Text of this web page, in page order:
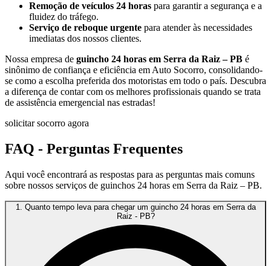
Remoção de veículos 24 horas para garantir a segurança e a
fluidez do tráfego.
Serviço de reboque urgente para atender às necessidades
imediatas dos nossos clientes.
Nossa empresa de guincho 24 horas em Serra da Raiz – PB é
sinônimo de confiança e eficiência em Auto Socorro, consolidando-
se como a escolha preferida dos motoristas em todo o país. Descubra
a diferença de contar com os melhores profissionais quando se trata
de assistência emergencial nas estradas!
solicitar socorro agora
FAQ - Perguntas Frequentes
Aqui você encontrará as respostas para as perguntas mais comuns
sobre nossos serviços de guinchos 24 horas em Serra da Raiz – PB.
1. Quanto tempo leva para chegar um guincho 24 horas em Serra da
Raiz - PB?